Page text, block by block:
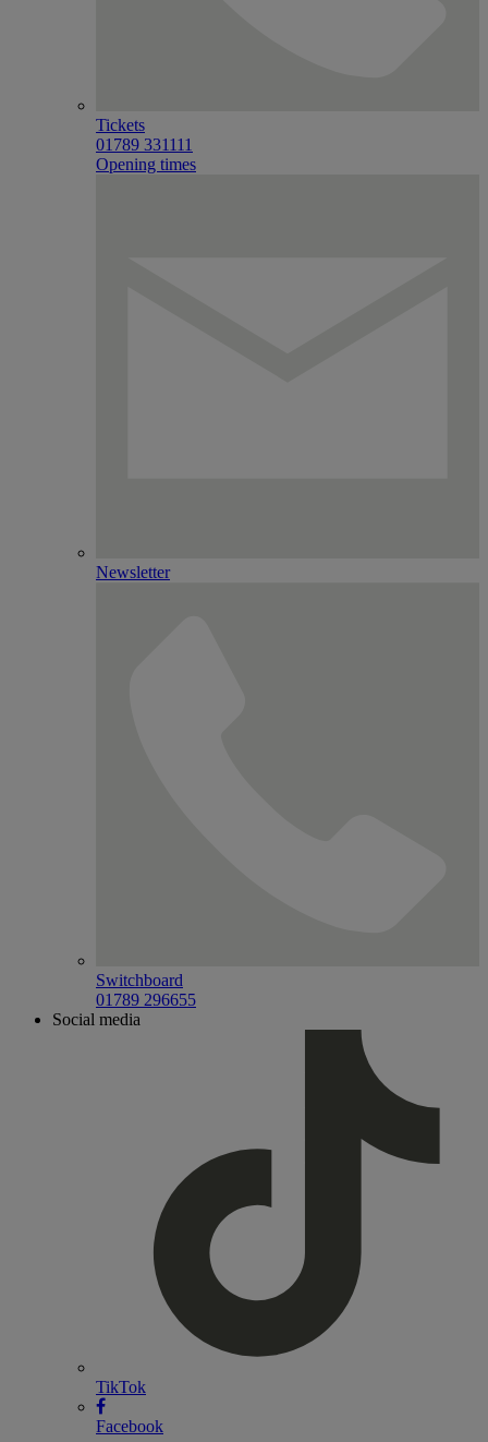
Tickets
01789 331111
Opening times
Newsletter
Switchboard
01789 296655
Social media
TikTok
Facebook